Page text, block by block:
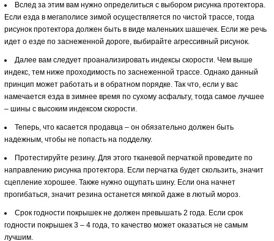
Вслед за этим вам нужно определиться с выбором рисунка протектора.
Если езда в мегаполисе зимой осуществляется по чистой трассе, тогда
рисунок протектора должен быть в виде маленьких шашечек. Если же речь
идет о езде по заснеженной дороге, выбирайте агрессивный рисунок.
Далее вам следует проанализировать индексы скорости. Чем выше
индекс, тем ниже проходимость по заснеженной трассе. Однако данный
принцип может работать и в обратном порядке. Так что, если у вас
намечается езда в зимнее время по сухому асфальту, тогда самое лучшее
– шины с высоким индексом скорости.
Теперь, что касается продавца – он обязательно должен быть
надежным, чтобы не попасть на подделку.
Протестируйте резину. Для этого тканевой перчаткой проведите по
направлению рисунка протектора. Если перчатка будет скользить, значит
сцепление хорошее. Также нужно ощупать шину. Если она начнет
прогибаться, значит резина останется мягкой даже в лютый мороз.
Срок годности покрышек не должен превышать 2 года. Если срок
годности покрышек 3 – 4 года, то качество может оказаться не самым
лучшим.